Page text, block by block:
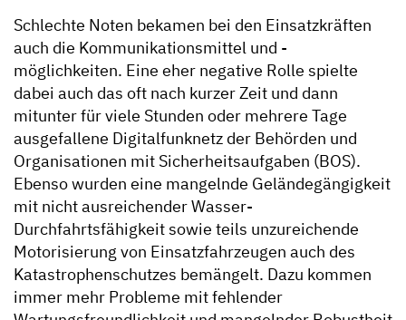
Schlechte Noten bekamen bei den Einsatzkräften
auch die Kommunikationsmittel und -
möglichkeiten. Eine eher negative Rolle spielte
dabei auch das oft nach kurzer Zeit und dann
mitunter für viele Stunden oder mehrere Tage
ausgefallene Digitalfunknetz der Behörden und
Organisationen mit Sicherheitsaufgaben (BOS).
Ebenso wurden eine mangelnde Geländegängigkeit
mit nicht ausreichender Wasser-
Durchfahrtsfähigkeit sowie teils unzureichende
Motorisierung von Einsatzfahrzeugen auch des
Katastrophenschutzes bemängelt. Dazu kommen
immer mehr Probleme mit fehlender